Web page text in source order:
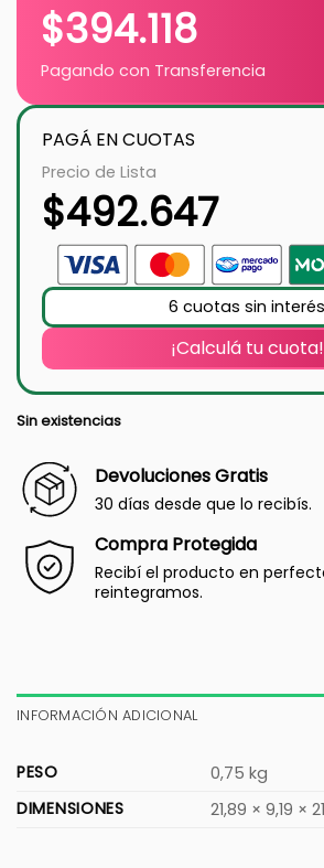
$394.118
Pagando con Transferencia
PAGÁ EN CUOTAS
Precio de Lista
$492.647
6 cuotas sin interés
¡Calculá tu cuota!
Sin existencias
Devoluciones Gratis
30 días desde que lo recibís.
Compra Protegida
Recibí el producto en
reintegramos.
INFORMACIÓN ADICIONAL
PESO
0,75 kg
DIMENSIONES
21,89 × 9,19 ×